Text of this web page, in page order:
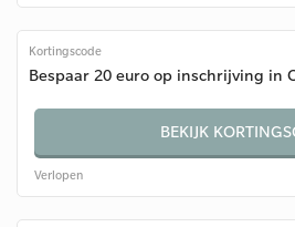
Kortingscode
Bespaar 20 euro op inschrijving in
BEKIJK
Verlopen